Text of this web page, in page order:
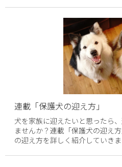
連載「保護犬の迎え方」
犬を家族に迎えたいと思ったら
ませんか？連載「保護犬の迎え
の迎え方を詳しく紹介していきま